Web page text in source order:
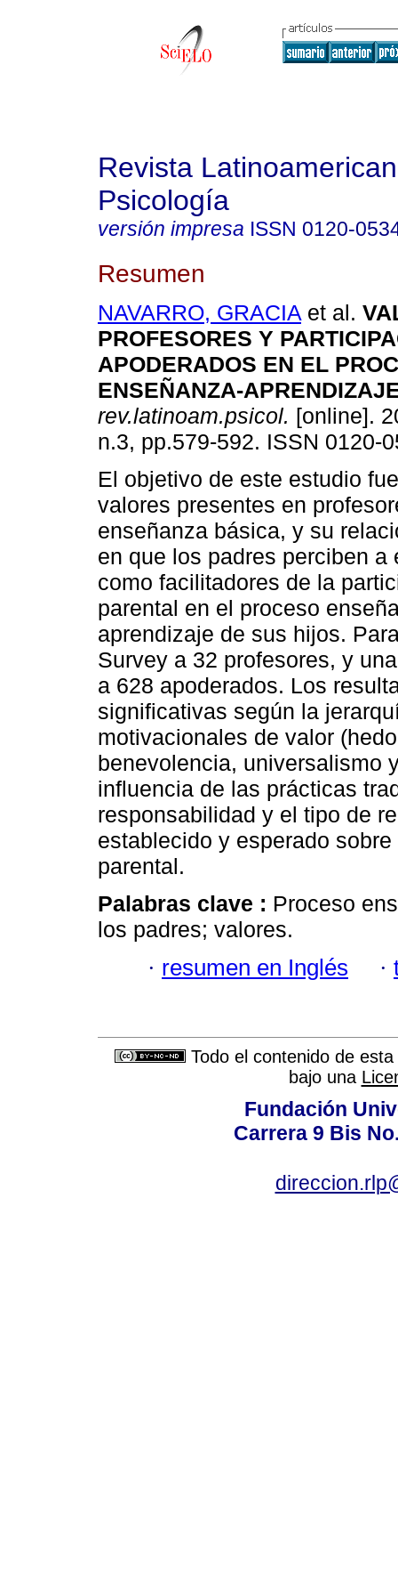
Revista
Psicología
versión impresa ISSN 0120-
Resumen
NAVARRO, GRACIA et al.
PROFESORES Y
APODERADOS EN EL
ENSEÑANZA-
rev.latinoam.psicol. [online].
n.3, pp.579-592. ISSN 0120-
El objetivo de este estudio
valores presentes en
enseñanza básica, y su
en que los padres perciben a
como facilitadores de la
parental en el proceso
aprendizaje de sus hijos.
Survey a 32 profesores, y
a 628 apoderados. Los
significativas según la
motivacionales de valor
benevolencia, universalismo
influencia de las prácticas
responsabilidad y el tipo de
establecido y esperado
parental.
Palabras clave : Proceso
los padres; valores.
· resumen en Inglés ·
Todo el contenido de
bajo una
Fundación
Carrera 9 Bis